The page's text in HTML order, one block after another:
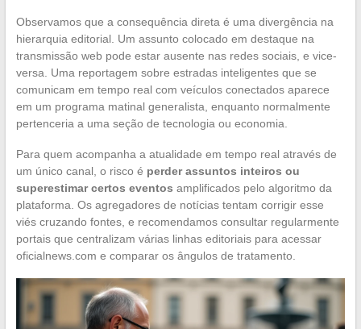
Observamos que a consequência direta é uma divergência na
hierarquia editorial. Um assunto colocado em destaque na
transmissão web pode estar ausente nas redes sociais, e vice-
versa. Uma reportagem sobre estradas inteligentes que se
comunicam em tempo real com veículos conectados aparece
em um programa matinal generalista, enquanto normalmente
pertenceria a uma seção de tecnologia ou economia.
Para quem acompanha a atualidade em tempo real através de
um único canal, o risco é perder assuntos inteiros ou
superestimar certos eventos amplificados pelo algoritmo da
plataforma. Os agregadores de notícias tentam corrigir esse
viés cruzando fontes, e recomendamos consultar regularmente
portais que centralizam várias linhas editoriais para acessar
oficialnews.com e comparar os ângulos de tratamento.